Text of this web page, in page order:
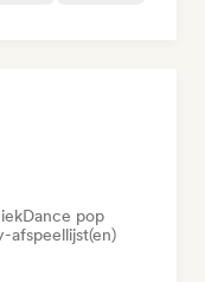
Dance pop
afspeellijst(en)